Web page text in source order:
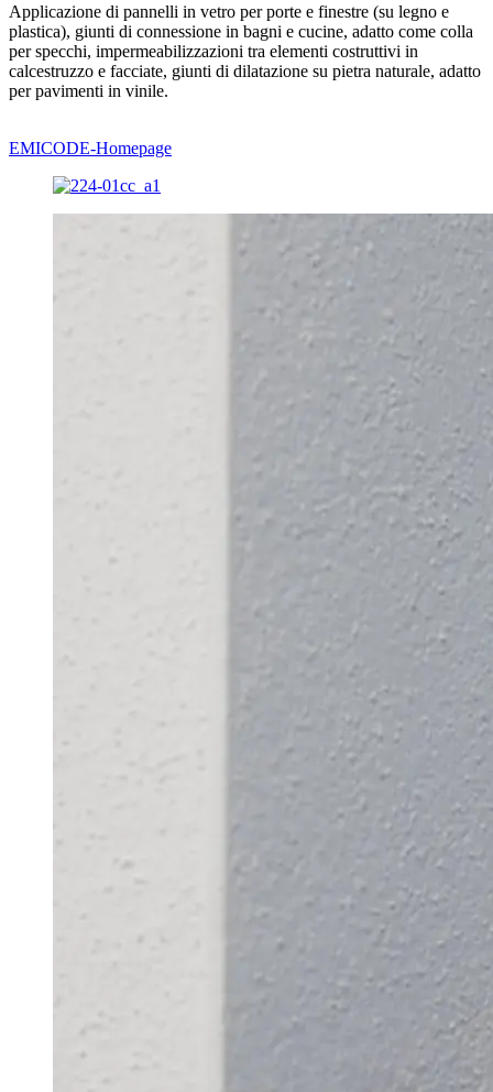
Applicazione di pannelli in vetro per porte e finestre (su legno e
plastica), giunti di connessione in bagni e cucine, adatto come colla
per specchi, impermeabilizzazioni tra elementi costruttivi in
calcestruzzo e facciate, giunti di dilatazione su pietra naturale, adatto
per pavimenti in vinile.
EMICODE-Homepage